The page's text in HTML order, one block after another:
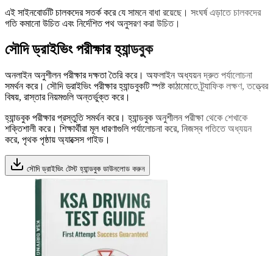
এই সাইনবোর্ডটি চালকদের সতর্ক করে যে সামনে বাধা রয়েছে। সংঘর্ষ এড়াতে চালকদের
গতি কমানো উচিত এবং নির্দেশিত পথ অনুসরণ করা উচিত।
সৌদি ড্রাইভিং পরীক্ষার হ্যান্ডবুক
অনলাইন অনুশীলন পরীক্ষার দক্ষতা তৈরি করে। অফলাইন অধ্যয়ন দ্রুত পর্যালোচনা
সমর্থন করে। সৌদি ড্রাইভিং পরীক্ষার হ্যান্ডবুকটি স্পষ্ট কাঠামোতে ট্র্যাফিক লক্ষণ, তত্ত্বের
বিষয়, রাস্তার নিয়মগুলি অন্তর্ভুক্ত করে।
হ্যান্ডবুক পরীক্ষার প্রস্তুতি সমর্থন করে। হ্যান্ডবুক অনুশীলন পরীক্ষা থেকে শেখাকে
শক্তিশালী করে। শিক্ষার্থীরা মূল ধারণাগুলি পর্যালোচনা করে, নিজস্ব গতিতে অধ্যয়ন
করে, পৃথক পৃষ্ঠায় অ্যাক্সেস গাইড।
সৌদি ড্রাইভিং টেস্ট হ্যান্ডবুক ডাউনলোড করুন